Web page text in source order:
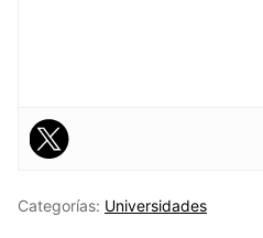
Categorías: Universidades